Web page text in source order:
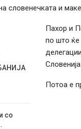
словенечката и
со
Пахор и
по што ќе
Словенија.
Потоа е